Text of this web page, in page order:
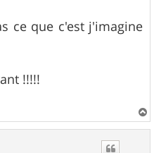
ce que c'est j'imagine
!!!!!
a